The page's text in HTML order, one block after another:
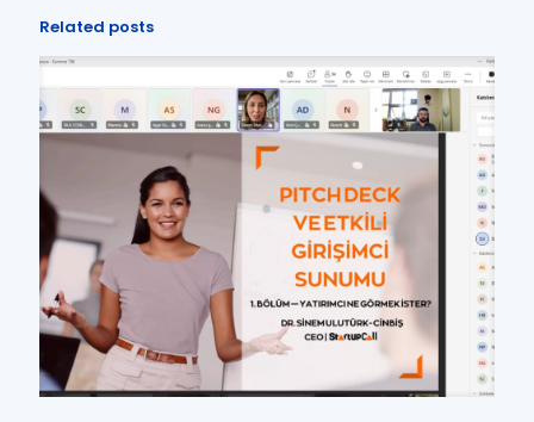
Related posts